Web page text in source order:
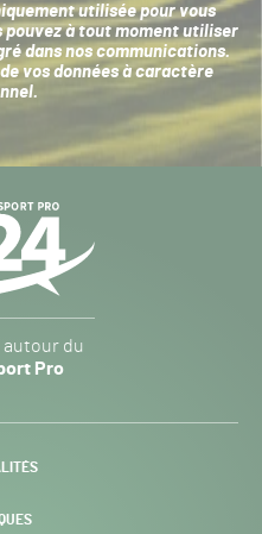
utilisée pour vous
pouvez à tout moment utiliser
dans nos communications.
vos données à caractère
.
autour du
Pro